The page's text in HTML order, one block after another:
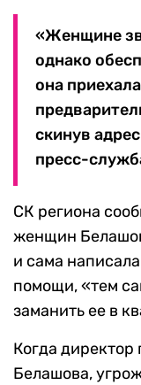
«Женщине
однако
она
скинув
пресс-
СК региона
женщин
и сама
помощи, «тем
заманить ее в
Когда директор
Белашова,